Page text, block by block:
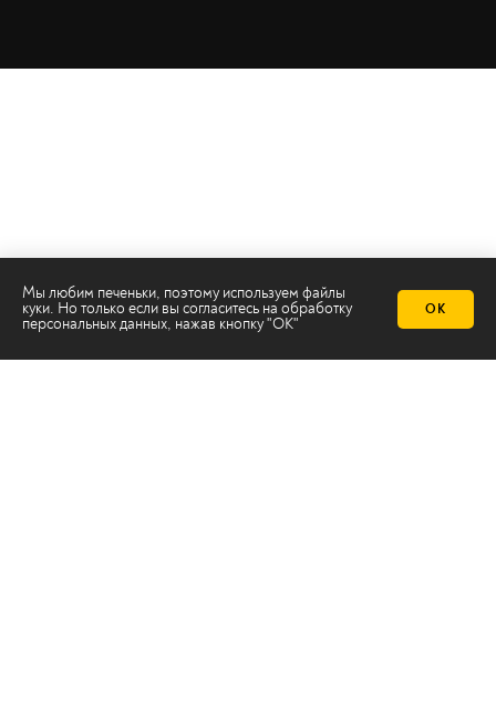
Мы любим печеньки, поэтому используем файлы
куки. Но только если вы согласитесь на обработку
персональных данных, нажав кнопку "ОК"
ОК